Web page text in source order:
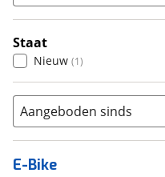
Staat
Nieuw (1)
Aangeboden sinds
E-Bike